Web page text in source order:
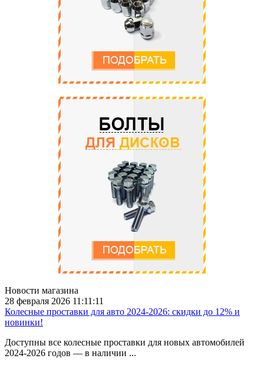
Новости магазина
28 февраля 2026 11:11:11
Колесные проставки для авто 2024-2026: скидки до 12% и
новинки!
Доступны все колесные проставки для новых автомобилей
2024-2026 годов — в наличии ...